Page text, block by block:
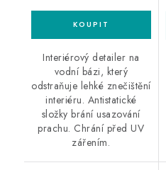
Interiérový detailer na
vodní bázi, který
odstraňuje lehké znečištění
interiéru. Antistatické
složky brání usazování
prachu. Chrání před UV
zářením.